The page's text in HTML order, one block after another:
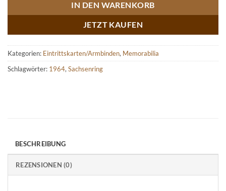
IN DEN WARENKORB
JETZT KAUFEN
Kategorien: Eintrittskarten/Armbinden, Memorabilia
Schlagwörter: 1964, Sachsenring
BESCHREIBUNG
REZENSIONEN (0)